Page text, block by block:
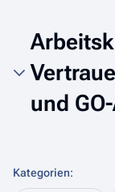
und
Kategorien: